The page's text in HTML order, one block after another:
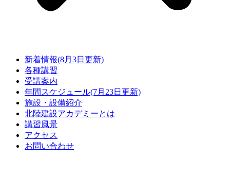
新着情報(8月3日更新)
各種講習
受講案内
年間スケジュール(7月23日更新)
施設・設備紹介
北陸建設アカデミーとは
講習風景
アクセス
お問い合わせ